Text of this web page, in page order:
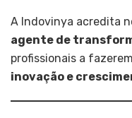
A Indovinya acredita
agente de
profissionais a
inovação e